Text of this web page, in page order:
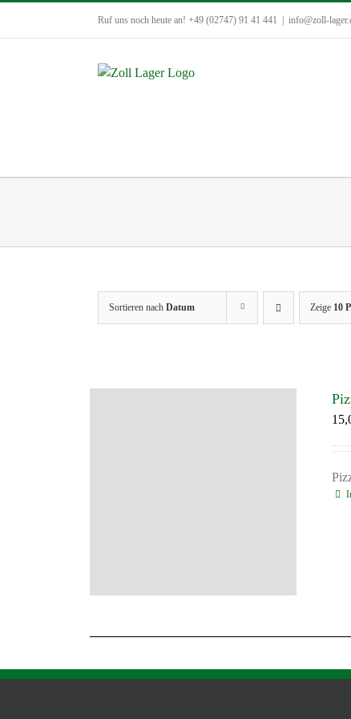
Ruf uns noch heute an! +49 (02747) 91 41 441 info@zoll-
Sortieren nach Datum Zeige 10